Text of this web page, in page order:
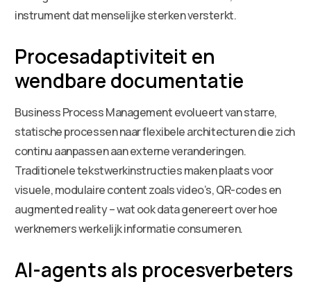
instrument dat menselijke sterken versterkt.
Procesadaptiviteit en
wendbare documentatie
Business Process Management evolueert van starre,
statische processen naar flexibele architecturen die zich
continu aanpassen aan externe veranderingen.
Traditionele tekstwerkinstructies maken plaats voor
visuele, modulaire content zoals video’s, QR-codes en
augmented reality – wat ook data genereert over hoe
werknemers werkelijk informatie consumeren.
AI-agents als procesverbeters